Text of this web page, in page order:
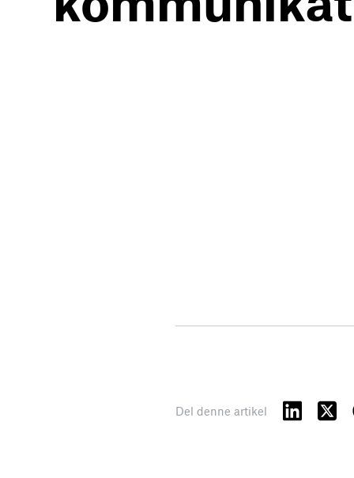
Del denne artikel